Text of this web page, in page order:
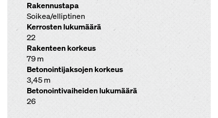
Rakennustapa
Soikea/elliptinen
Kerrosten lukumäärä
22
Rakenteen korkeus
79 m
Betonointijaksojen korkeus
3,45 m
Betonointivaiheiden lukumäärä
26